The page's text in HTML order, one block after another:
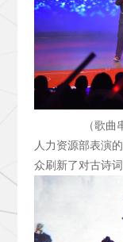
（歌曲
人力资源部表演
众刷新了对古诗词